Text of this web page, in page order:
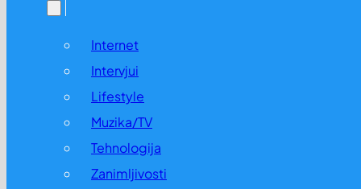
Internet
Intervjui
Lifestyle
Muzika/TV
Tehnologija
Zanimljivosti